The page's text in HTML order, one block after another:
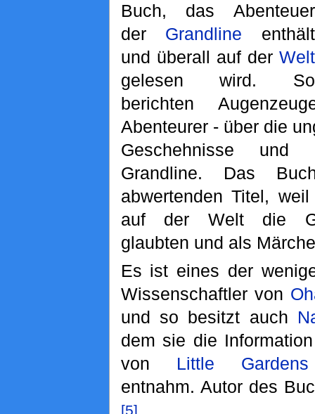
Buch, das Abenteuer
der Grandline enthält
und überall auf der Welt
gelesen wird. So
berichten
Abenteurer - über die
Geschehnisse
Grandline. Das
abwertenden Titel,
auf der Welt die
glaubten und als
Es ist eines der
Wissenschaftler von
und so besitzt auch
dem sie die
von Little Gardens
entnahm. Autor des
[5]